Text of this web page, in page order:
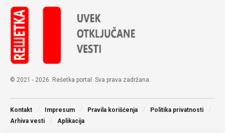
© 2021 - 2026. Rešetka portal. Sva prava zadržana.
Kontakt Impresum Pravila korišćenja
Politika privatnosti
Arhiva vesti
Aplikacija